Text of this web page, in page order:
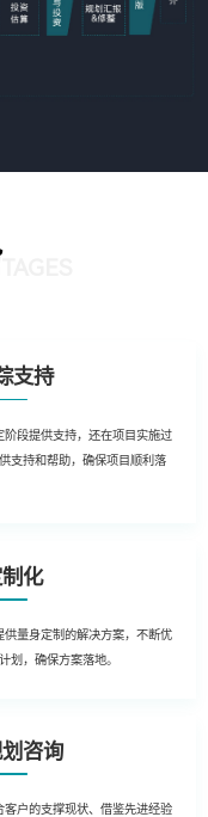
支持
段提供支持，还在项目实施过
支持和帮助，确保项目顺利落
化
量身定制的解决方案，不断优
划，确保方案落地。
咨询
户的支撑现状、借鉴先进经验